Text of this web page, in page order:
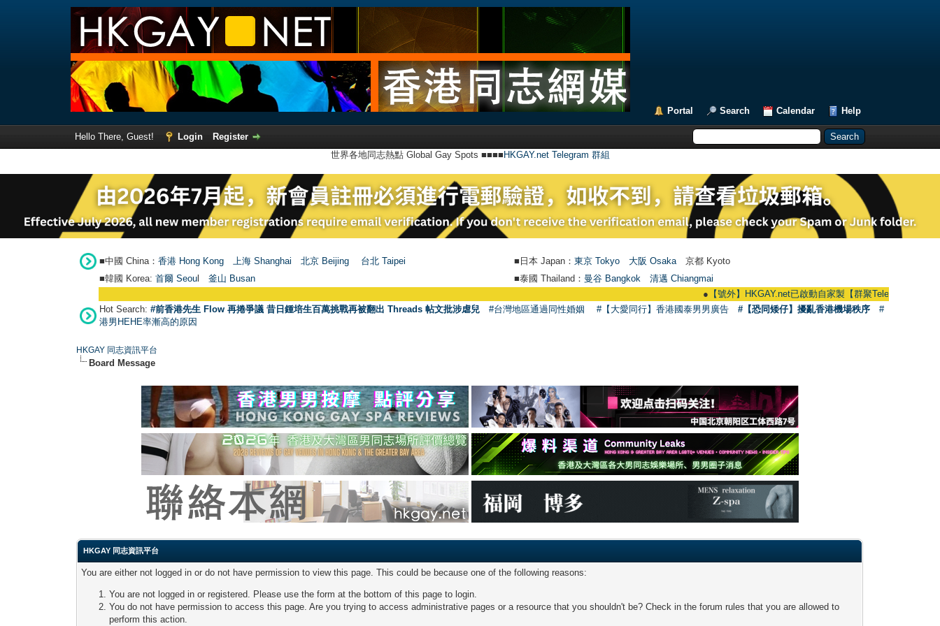
Portal Search Calendar Help
Hello There, Guest! Login
Register
世界各地同志熱點 Global Gay Spots ■■■■ HKGAY.net Telegram 群組
■中國 China： 香港 Hong Kong 上海 Shanghai 北京 Beijing 台北 Taipei ■日本 Japan： 東京 Tokyo 大阪 Osaka 京都 Kyoto
■韓國 Korea: 首爾 Seou 釜山 Busan ■泰國 Thailand： 曼谷 Bangkok
清邁 Chiangmai
【號外】HKGAY.net已啟動自家製【群聚Telegram群組】
Hot Search: #前香港先生 Flow 再捲爭議 昔日鍾培生百萬挑戰再被翻出 Threads 帖文批涉虐兒 #台灣地區通過同性婚姻 #【大愛同行】香港國泰男男廣告 #【恐同矮仔】擾亂香港機場秩序
#
港男HEHE率漸高的原因
HKGAY 同志資訊平台
Board Message
HKGAY 同志資訊平台
You are either not logged in or do not have permission to view this page. This could be because one of the following reasons:
You are not logged in or registered. Please use the form at the bottom of this page to login.
You do not have permission to access this page. Are you trying to access administrative pages or a resource that you shouldn't be? Check in the forum rules that you are allowed to
perform this action.